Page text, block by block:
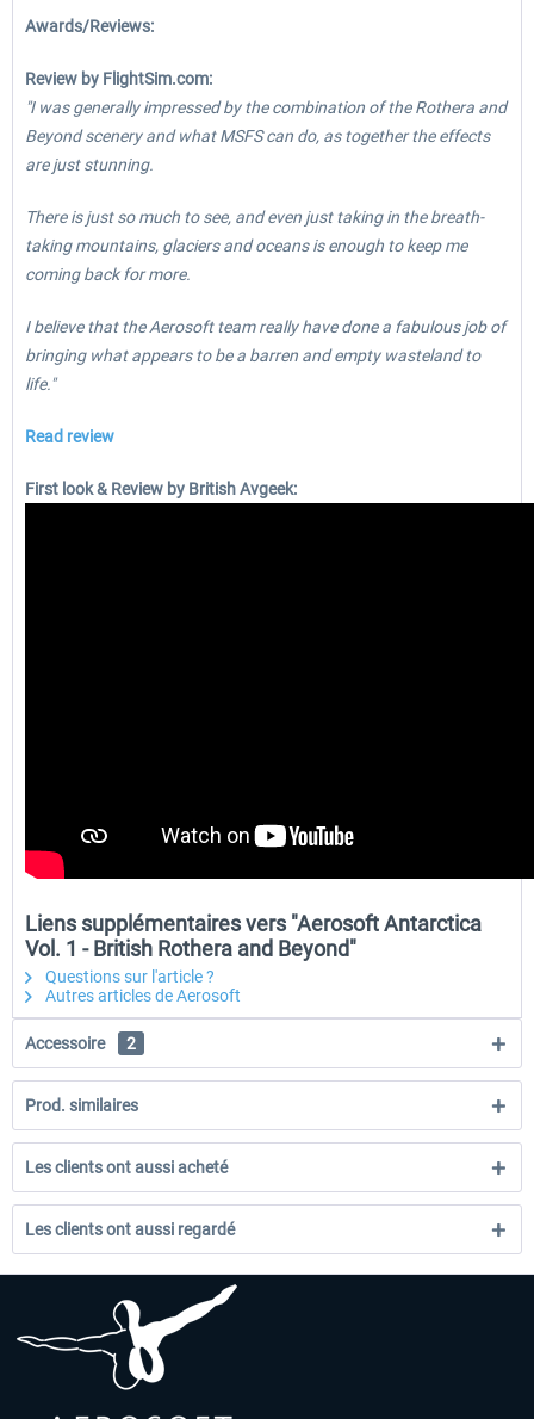
Awards/Reviews:
Review by FlightSim.com:
"I was generally impressed by the combination of the Rothera and
Beyond scenery and what MSFS can do, as together the effects
are just stunning.
There is just so much to see, and even just taking in the breath-
taking mountains, glaciers and oceans is enough to keep me
coming back for more.
I believe that the Aerosoft team really have done a fabulous job of
bringing what appears to be a barren and empty wasteland to
life."
Read review
First look & Review by British Avgeek:
Liens supplémentaires vers "Aerosoft Antarctica
Vol. 1 - British Rothera and Beyond"
Questions sur l'article ?
Autres articles de Aerosoft
Accessoire 2
Prod. similaires
Les clients ont aussi acheté
Les clients ont aussi regardé